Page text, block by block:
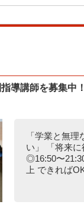
導講師を募集中
「学業と無
い」 「将来
◎16:50〜
上 できれば